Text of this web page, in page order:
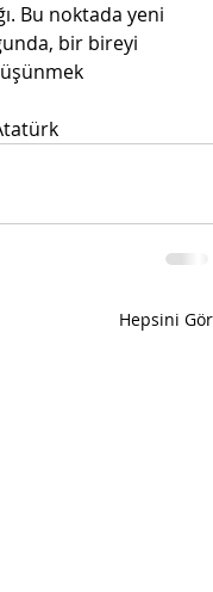
Bu noktada yeni
bir bireyi
Hepsini Gör